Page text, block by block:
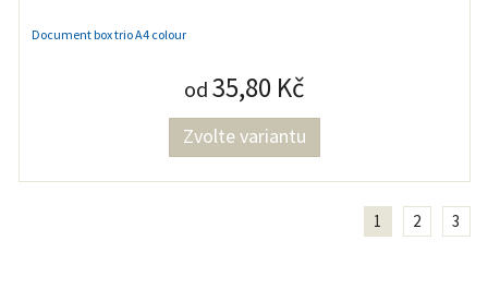
Document box trio A4 colour
od 35,80 Kč
Zvolte variantu
1 2 3